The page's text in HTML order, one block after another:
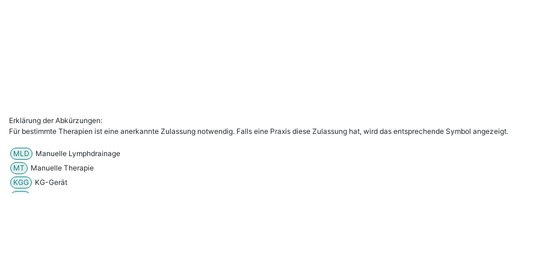
Erklärung der Abkürzungen:
Für bestimmte Therapien ist eine anerkannte Zulassung notwendig. Falls eine Praxis diese Zulassung hat, wird das entsprechende Symbol angezeigt.
MLD
Manuelle Lymphdrainage
MT
Manuelle Therapie
KGG
KG-Gerät